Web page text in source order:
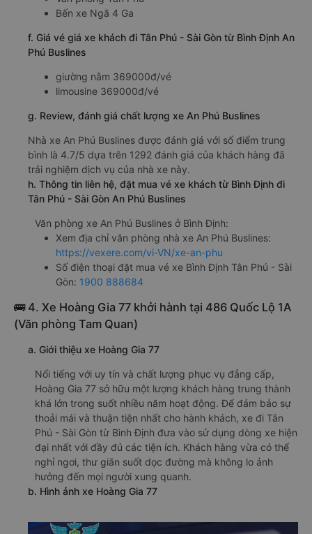
Bến xe Ngã 4 Ga
f. Giá vé giá xe khách đi Tân Phú - Sài Gòn từ Bình Định An
Phú Buslines
giường nằm 369000đ/vé
limousine 369000đ/vé
g. Review, đánh giá chất lượng xe An Phú Buslines
Nhà xe An Phú Buslines được đánh giá với số điểm trung
bình là 4.7/5 dựa trên 1292 đánh giá của khách hàng đã
trải nghiệm dịch vụ của nhà xe này.
h. Thông tin liên hệ, đặt mua vé xe khách từ Bình Định đi
Tân Phú - Sài Gòn An Phú Buslines
Văn phòng xe An Phú Buslines ở Bình Định:
Xem địa chỉ văn phòng nhà xe An Phú Buslines:
https://vexere.com/vi-VN/xe-an-phu
Số điện thoại đặt mua vé xe Bình Định Tân Phú - Sài
Gòn: 1900 888684
🚌 4. Xe Hoàng Gia 77 khởi hành tại 486 Quốc Lộ 1A
(Văn phòng Tam Quan)
a. Giới thiệu xe Hoàng Gia 77
Nổi tiếng với uy tín và chất lượng phục vụ đẳng cấp,
Hoàng Gia 77 sở hữu một lượng khách hàng trung thành
khá lớn trong suốt nhiều năm hoạt động. Để đảm bảo sự
thoải mái và thuận tiện nhất cho hành khách, xe đi Tân
Phú - Sài Gòn từ Bình Định đưa vào sử dụng dòng xe hiện
đại nhất với đầy đủ các tiện ích. Khách hàng vừa có thể
nghỉ ngơi, thư giãn suốt dọc đường mà không lo ảnh
hưởng đến mọi người xung quanh.
b. Hình ảnh xe Hoàng Gia 77